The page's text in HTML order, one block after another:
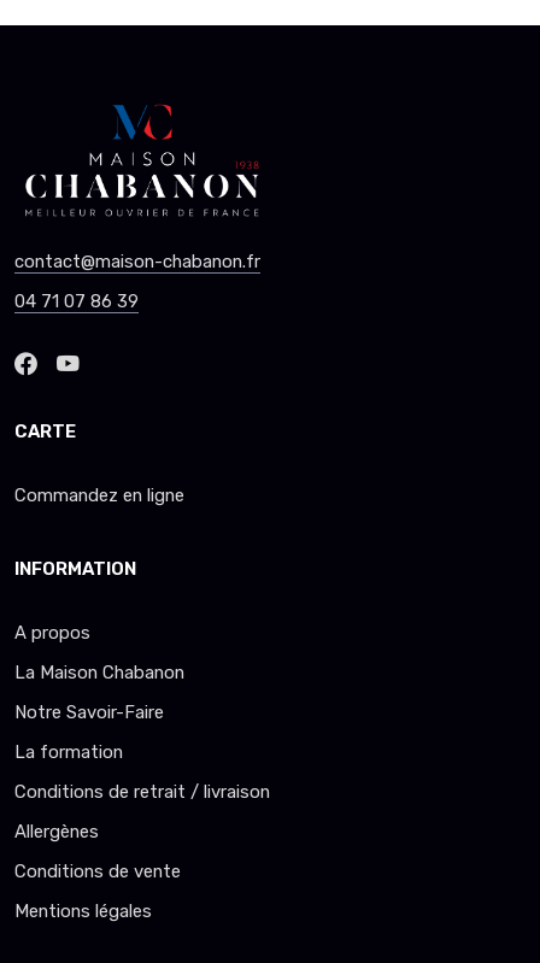
contact@maison-chabanon.fr
04 71 07 86 39
CARTE
Commandez en ligne
INFORMATION
A propos
La Maison Chabanon
Notre Savoir-Faire
La formation
Conditions de retrait / livraison
Allergènes
Conditions de vente
Mentions légales